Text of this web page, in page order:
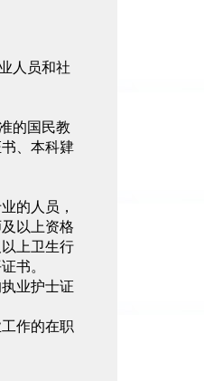
人员和社
的国民教
、本科肄
的人员，
以上资格
上卫生行
书。
业护士证
作的在职